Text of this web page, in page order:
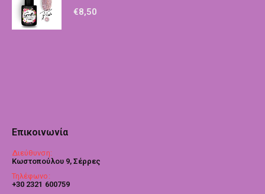
€8,50
Επικοινωνία
Διεύθυνση:
Κωστοπούλου 9, Σέρρες
Τηλέφωνο:
+30 2321 600759